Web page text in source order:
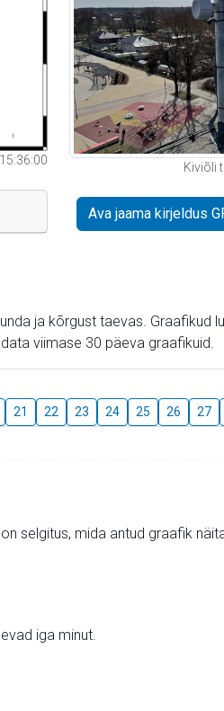
Kiviõli
Ava jaama kirjeldus
ja kõrgust taevas. Graafikud
viimase 30 päeva graafikuid.
21 22 23 24 25 26 27
selgitus, mida antud graafik
iga minut.